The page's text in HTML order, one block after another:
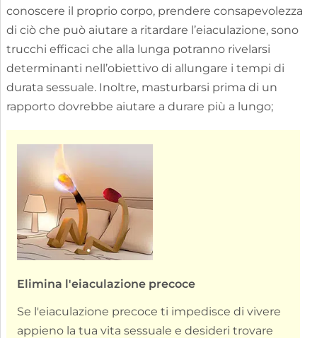
conoscere il proprio corpo, prendere consapevolezza
di ciò che può aiutare a ritardare l’eiaculazione, sono
trucchi efficaci che alla lunga potranno rivelarsi
determinanti nell’obiettivo di allungare i tempi di
durata sessuale. Inoltre, masturbarsi prima di un
rapporto dovrebbe aiutare a durare più a lungo;
Elimina l'eiaculazione precoce
Se l'eiaculazione precoce ti impedisce di vivere
appieno la tua vita sessuale e desideri trovare